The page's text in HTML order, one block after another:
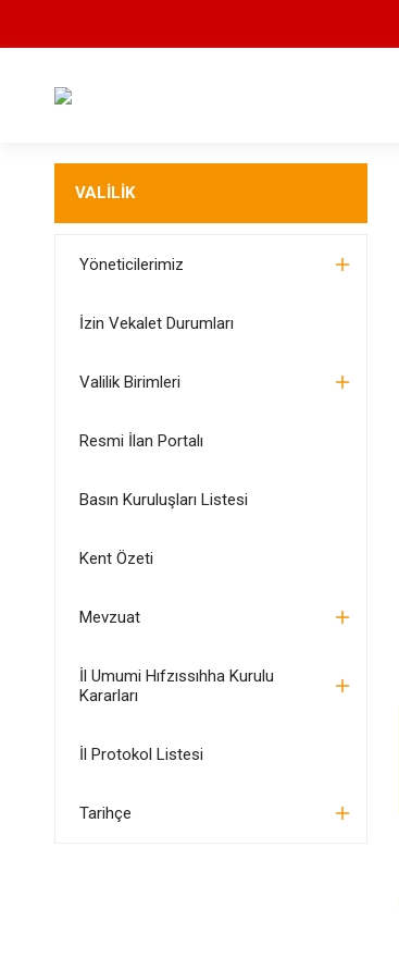
VALİLİK
Yöneticilerimiz
İzin Vekalet Durumları
Valilik Birimleri
Resmi İlan Portalı
Basın Kuruluşları Listesi
Kent Özeti
Mevzuat
İl Umumi Hıfzıssıhha Kurulu
Kararları
İl Protokol Listesi
Tarihçe